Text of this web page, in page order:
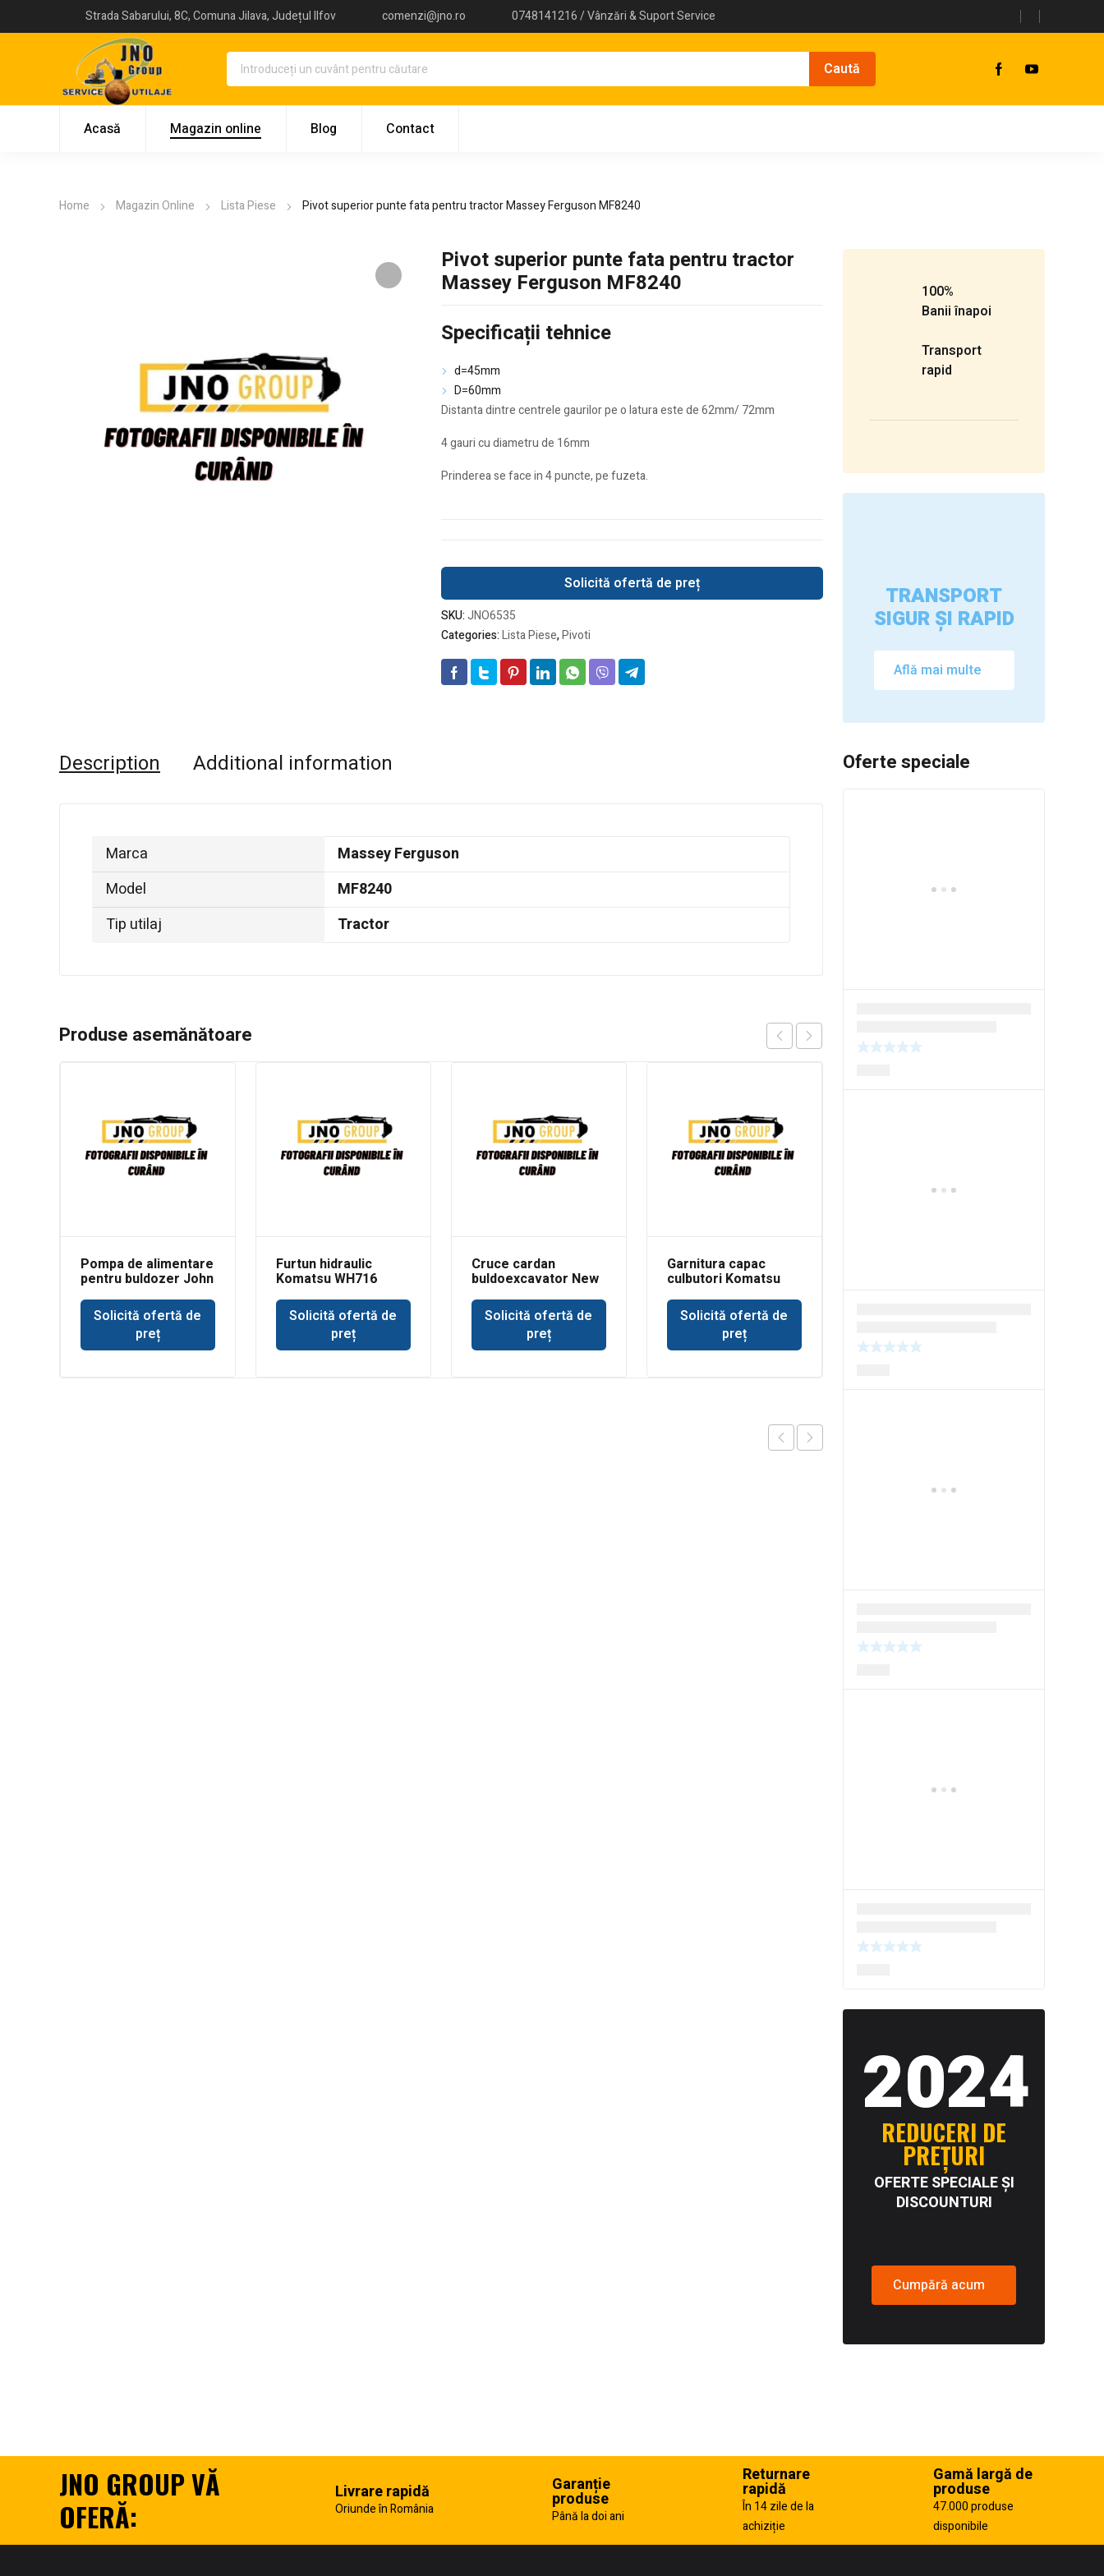
Strada Sabarului, 8C, Comuna Jilava, Județul Ilfov comenzi@jno.ro 0748141216 / Vânzări & Suport Service
Acasă Magazin online Blog Contact
Home Magazin Online Lista Piese Pivot superior punte fata pentru tractor Massey Ferguson MF8240
Pivot superior punte fata pentru tractor
Massey Ferguson MF8240
Specificații tehnice
d=45mm
D=60mm
Distanta dintre centrele gaurilor pe o latura este de 62mm/ 72mm
4 gauri cu diametru de 16mm
Prinderea se face in 4 puncte, pe fuzeta.
Solicită ofertă de preț
SKU:JNO6535
Categories:Lista Piese,Pivoti
Description Additional information
Marca
Massey Ferguson
Model
MF8240
Tip utilaj
Tractor
Produse asemănătoare
Pompa de alimentare
pentru buldozer John
Solicită ofertă de
preț
Furtun hidraulic
Komatsu WH716
Solicită ofertă de
preț
Cruce cardan
buldoexcavator New
Solicită ofertă de
preț
Garnitura capac
culbutori Komatsu
Solicită ofertă de
preț
100%
Banii înapoi
Transport
rapid
TRANSPORT
SIGUR ȘI RAPID
Află mai multe
Oferte speciale
2024
REDUCERI DE
PREȚURI
OFERTE SPECIALE ȘI
DISCOUNTURI
Cumpără acum
JNO GROUP VĂ
OFERĂ:
Livrare rapidă
Oriunde în România
Garanție
produse
Până la doi ani
Returnare
rapidă
În 14 zile de la
achiziție
Gamă largă de
produse
47.000 produse
disponibile